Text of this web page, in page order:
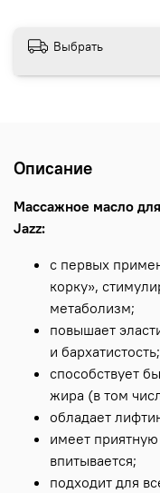
Выбрать
Описание
Массажное масло
Jazz:
с первых
корку»,
метаболизм;
повышает
и бархатистость;
способствует
жира (в том
обладает
имеет
впитывается;
подходит для